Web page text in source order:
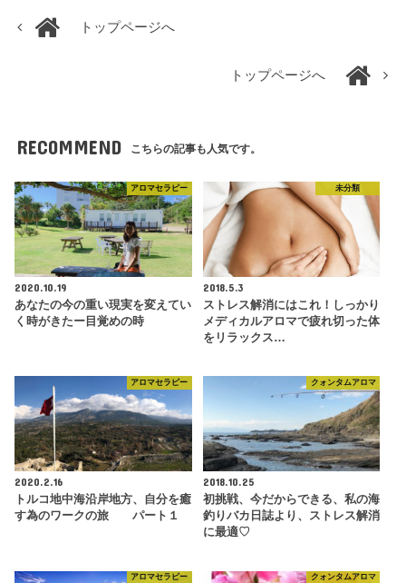
トップページへ
トップページへ
RECOMMEND こちらの記事も人気です。
アロマセラピー
2020.10.19
あなたの今の重い現実を変えてい
く時がきたー目覚めの時
未分類
2018.5.3
ストレス解消にはこれ！しっかり
メディカルアロマで疲れ切った体
をリラックス…
アロマセラピー
2020.2.16
トルコ地中海沿岸地方、自分を癒
す為のワークの旅 パート１
クォンタムアロマ
2018.10.25
初挑戦、今だからできる、私の海
釣りバカ日誌より、ストレス解消
に最適♡
アロマセラピー クォンタムアロマ